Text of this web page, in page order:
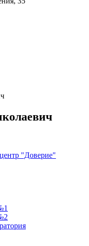
"Доверие"